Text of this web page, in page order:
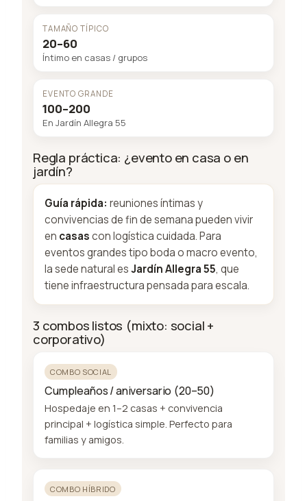
TAMAÑO TÍPICO
20–60
Íntimo en casas / grupos
EVENTO GRANDE
100–200
En Jardín Allegra 55
Regla práctica: ¿evento en casa o en
jardín?
Guía rápida: reuniones íntimas y
convivencias de fin de semana pueden vivir
en casascon logística cuidada. Para
eventos grandes tipo boda o macro evento,
la sede natural esJardín Allegra 55, que
tiene infraestructura pensada para escala.
3 combos listos (mixto: social +
corporativo)
COMBO SOCIAL
Cumpleaños / aniversario (20–50)
Hospedaje en 1–2 casas + convivencia
principal + logística simple. Perfecto para
familias y amigos.
COMBO HÍBRIDO